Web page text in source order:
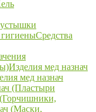
гигиеныСредства
Изделия мед назнач
мед назнач
(Пластыри
(Маски,